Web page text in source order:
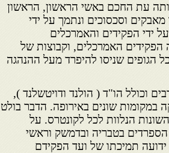
עת החכם באשי הראשון, הראשון
וסכסוכים ונתמך על ידי
ידי הפקידים והאמרכלים
האמרכלים, וקבוצות של
הגופים שניסו להיפרד מעל ההנהגה
וכולל הו"ד ( הולנד ודויטשלנד ),
במקומות שונים באירופה. הדבר בולט
הנלוות לכל לקונטרס. על
בטבריה ובדמשק וראשי
תמיכתו של ועד הפקידם